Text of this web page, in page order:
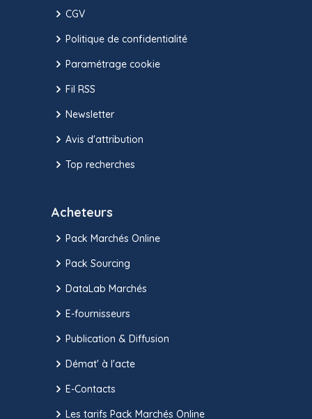
CGV
Politique de confidentialité
Paramétrage cookie
Fil RSS
Newsletter
Avis d'attribution
Top recherches
Acheteurs
Pack Marchés Online
Pack Sourcing
DataLab Marchés
E-fournisseurs
Publication & Diffusion
Démat' à l'acte
E-Contacts
Les tarifs Pack Marchés Online